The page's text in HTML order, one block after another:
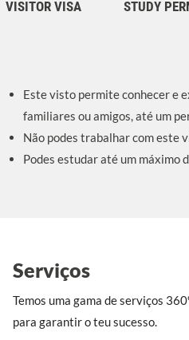
VISITOR VISA STUDY
Este visto permite conhecer e
familiares ou amigos, até um
Não podes trabalhar com este
Podes estudar até um máximo
Serviços
Temos uma gama de serviços
para garantir o teu sucesso.